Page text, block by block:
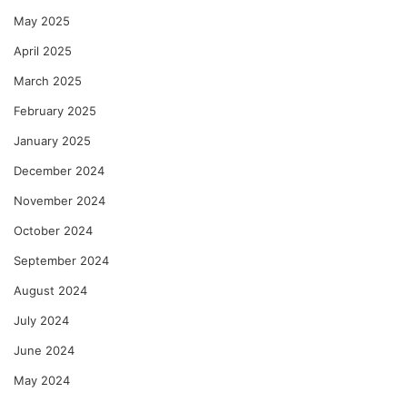
May 2025
April 2025
March 2025
February 2025
January 2025
December 2024
November 2024
October 2024
September 2024
August 2024
July 2024
June 2024
May 2024